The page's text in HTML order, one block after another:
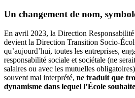
Un changement de nom,
En avril 2023, la Direction Responsabilité
devient la Direction Transition Socio-
qu’aujourd’hui, toutes les entreprises,
responsabilité sociale et sociétale (ne
salaires ou avec les mutuelles
souvent mal interprété, ne traduit que
dynamisme dans lequel l’École